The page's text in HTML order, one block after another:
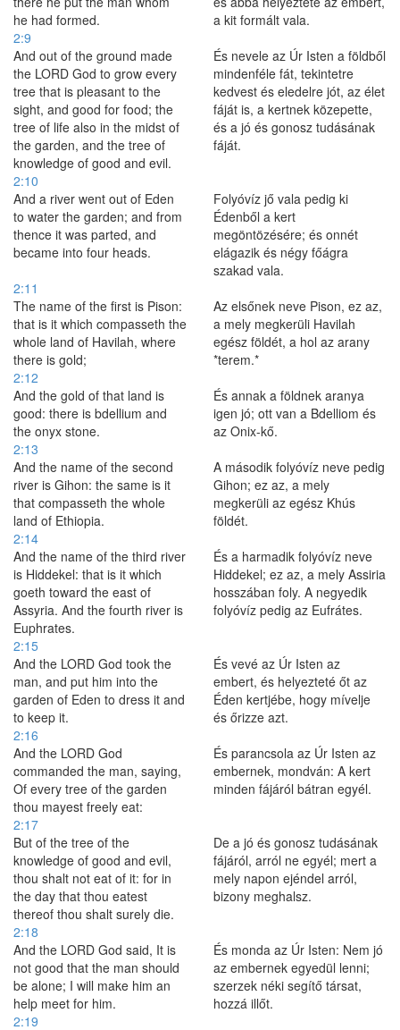
he had formed.
a kit formált vala.
2:9
And out of the ground made
the LORD God to grow every
tree that is pleasant to the
sight, and good for food; the
tree of life also in the midst of
the garden, and the tree of
knowledge of good and evil.
És nevele az Úr Isten a földből
mindenféle fát, tekintetre
kedvest és eledelre jót, az élet
fáját is, a kertnek közepette,
és a jó és gonosz tudásának
fáját.
2:10
And a river went out of Eden
to water the garden; and from
thence it was parted, and
became into four heads.
Folyóvíz jő vala pedig ki
Édenből a kert
megöntözésére; és onnét
elágazik és négy főágra
szakad vala.
2:11
The name of the first is Pison:
that is it which compasseth the
whole land of Havilah, where
there is gold;
Az elsőnek neve Pison, ez az,
a mely megkerüli Havilah
egész földét, a hol az arany
*terem.*
2:12
And the gold of that land is
good: there is bdellium and
the onyx stone.
És annak a földnek aranya
igen jó; ott van a Bdelliom és
az Onix-kő.
2:13
And the name of the second
river is Gihon: the same is it
that compasseth the whole
land of Ethiopia.
A második folyóvíz neve pedig
Gihon; ez az, a mely
megkerüli az egész Khús
földét.
2:14
And the name of the third river
is Hiddekel: that is it which
goeth toward the east of
Assyria. And the fourth river is
Euphrates.
És a harmadik folyóvíz neve
Hiddekel; ez az, a mely Assiria
hosszában foly. A negyedik
folyóvíz pedig az Eufrátes.
2:15
And the LORD God took the
man, and put him into the
garden of Eden to dress it and
to keep it.
És vevé az Úr Isten az
embert, és helyezteté őt az
Éden kertjébe, hogy mívelje
és őrizze azt.
2:16
And the LORD God
commanded the man, saying,
Of every tree of the garden
thou mayest freely eat:
És parancsola az Úr Isten az
embernek, mondván: A kert
minden fájáról bátran egyél.
2:17
But of the tree of the
knowledge of good and evil,
thou shalt not eat of it: for in
the day that thou eatest
thereof thou shalt surely die.
De a jó és gonosz tudásának
fájáról, arról ne egyél; mert a
mely napon ejéndel arról,
bizony meghalsz.
2:18
And the LORD God said, It is
not good that the man should
be alone; I will make him an
help meet for him.
És monda az Úr Isten: Nem jó
az embernek egyedül lenni;
szerzek néki segítő társat,
hozzá illőt.
2:19